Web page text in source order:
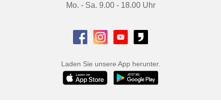
Mo. - Sa. 9.00 - 18.00 Uhr
Laden Sie unsere App herunter.